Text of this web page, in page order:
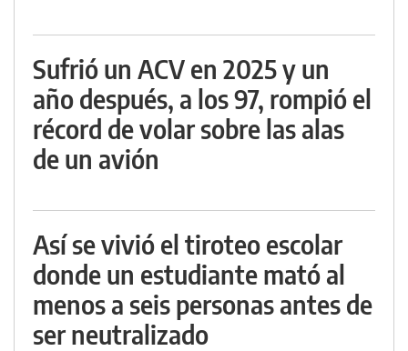
Sufrió un ACV en 2025 y un
año después, a los 97, rompió el
récord de volar sobre las alas
de un avión
Así se vivió el tiroteo escolar
donde un estudiante mató al
menos a seis personas antes de
ser neutralizado